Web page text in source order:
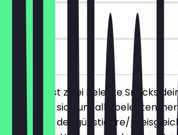
30 Tage
vor Ort
Du bestellst zwei Belegte Snacks
handelt es sich um alle belegten,
Produkte), der günstigere/